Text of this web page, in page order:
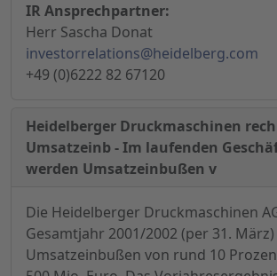
IR Ansprechpartner:
Herr Sascha Donat
investorrelations@heidelberg.com
+49 (0)6222 82 67120
Heidelberger Druckmaschinen
Umsatzeinb - Im laufenden
werden Umsatzeinbußen v
Die Heidelberger Druckmaschinen
Gesamtjahr 2001/2002 (per 31.
Umsatzeinbußen von rund 10